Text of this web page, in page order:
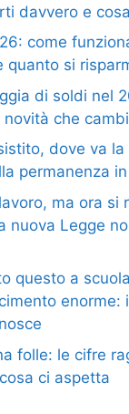
davvero e
come
quanto si
di soldi nel
che
dove va
permanenza
ma ora si
nuova Legge
questo a
enorme:
folle: le cifre
ci aspetta